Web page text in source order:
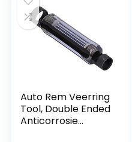
Auto Rem Veerring
Tool, Double Ended
Anticorrosie